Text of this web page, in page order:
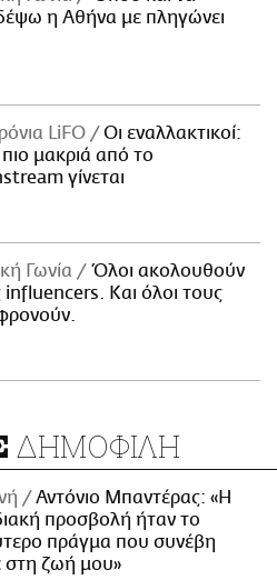
η Αθήνα με πληγώνει
LiFO
Οι εναλλακτικοί:
μακριά από το
γίνεται
Γωνία
Όλοι ακολουθούν
influencers. Και όλοι τους
ΔΗΜΟΦΙΛΗ
Αντόνιο Μπαντέρας: «Η
προσβολή ήταν το
πράγμα που συνέβη
στη ζωή μου»